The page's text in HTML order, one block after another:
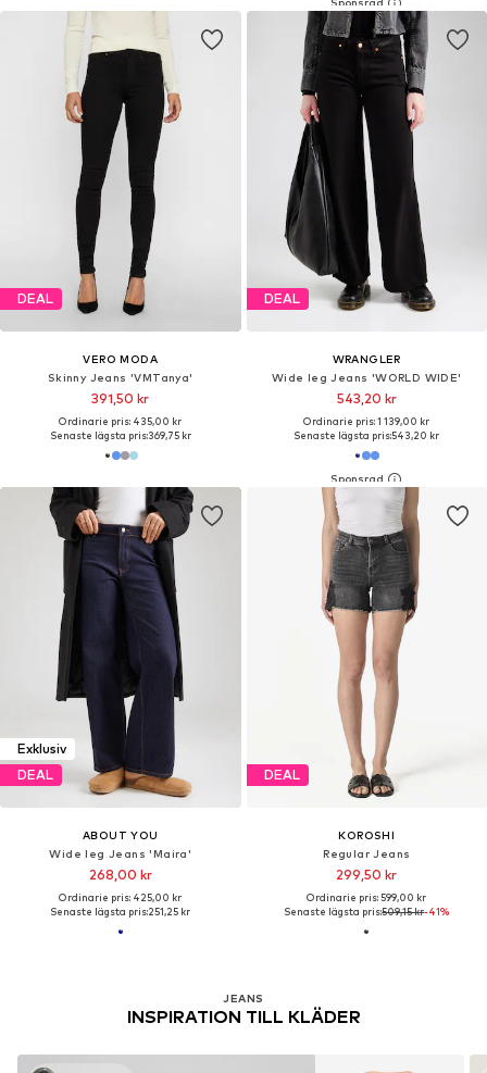
DEAL
VERO MODA
Skinny Jeans 'VMTanya'
391,50 kr
Ordinarie pris: 435,00 kr
Senaste lägsta pris:369,75 kr
DEAL
WRANGLER
Wide leg Jeans 'WORLD WIDE'
543,20 kr
Ordinarie pris: 1 139,00 kr
Senaste lägsta pris:543,20 kr
Exklusiv
DEAL
ABOUT YOU
Wide leg Jeans 'Maira'
268,00 kr
Ordinarie pris: 425,00 kr
Senaste lägsta pris:251,25 kr
DEAL
KOROSHI
Regular Jeans
299,50 kr
Ordinarie pris: 599,00 kr
Senaste lägsta pris:509,15 kr-41%
JEANS
INSPIRATION TILL KLÄDER